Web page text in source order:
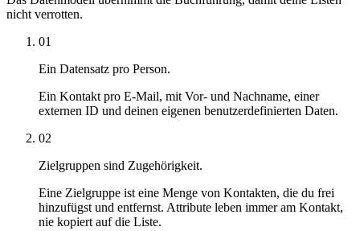
nicht verrotten.
01
Ein Datensatz pro Person.
Ein Kontakt pro E-Mail, mit Vor- und Nachname, einer
externen ID und deinen eigenen benutzerdefinierten Daten.
02
Zielgruppen sind Zugehörigkeit.
Eine Zielgruppe ist eine Menge von Kontakten, die du frei
hinzufügst und entfernst. Attribute leben immer am Kontakt,
nie kopiert auf die Liste.